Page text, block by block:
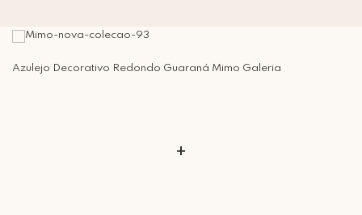
Azulejo Decorativo Redondo Guaraná Mimo Galeria
+